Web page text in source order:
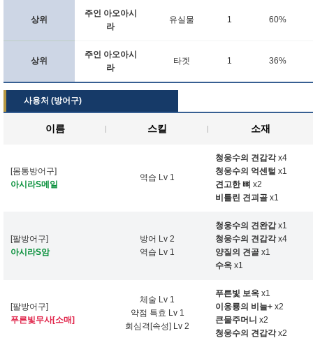
상위
주인 아오아시
라
유실물 1 60%
상위
주인 아오아시
라
타겟 1 36%
사용처 (방어구)
이름 스킬 소재
[몸통방어구]
아시라S메일
역습 Lv 1
청웅수의 견갑각x4
청웅수의 억센털 x1
견고한 뼈 x2
비틀린 견괴골 x1
[팔방어구]
아시라S암
방어 Lv 2
역습 Lv 1
청웅수의 견완갑x1
청웅수의 견갑각x4
양질의 견골 x1
수옥 x1
[팔방어구]
푸른빛무사[소매]
체술 Lv 1
약점 특효 Lv 1
회심격[속성] Lv 2
푸른빛 보옥 x1
이옹룡의 비늘+ x2
큰물주머니 x2
청웅수의 견갑각x2